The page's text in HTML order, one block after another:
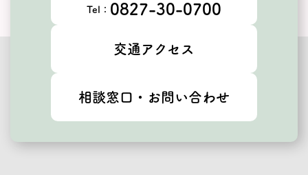
Tel： 0827-30-0700
交通アクセス
相談窓口・お問い合わせ